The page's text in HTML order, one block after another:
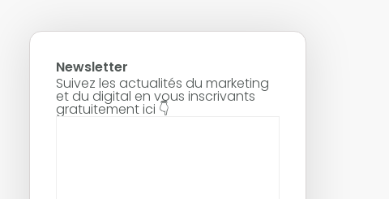
Newsletter
Suivez les actualités du marketing
et du digital en vous inscrivants
gratuitement ici 👇